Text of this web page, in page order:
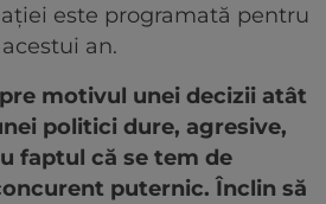
este programată pentru
an.
motivul unei decizii atât
politici dure, agresive,
faptul că se tem de
puternic. Înclin să